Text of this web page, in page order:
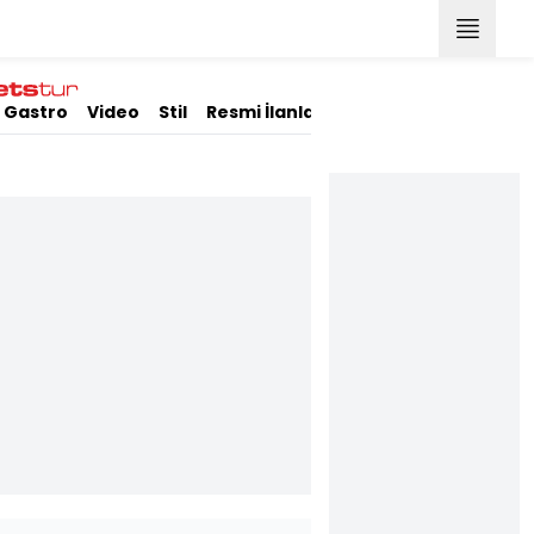
Gastro Video Stil Resmi İlanlar